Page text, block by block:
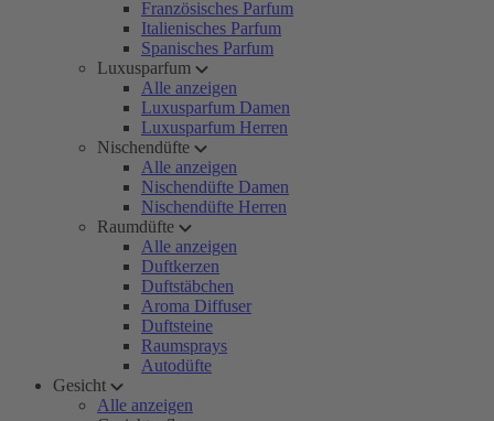
Französisches Parfum
Italienisches Parfum
Spanisches Parfum
Luxusparfum
Alle anzeigen
Luxusparfum Damen
Luxusparfum Herren
Nischendüfte
Alle anzeigen
Nischendüfte Damen
Nischendüfte Herren
Raumdüfte
Alle anzeigen
Duftkerzen
Duftstäbchen
Aroma Diffuser
Duftsteine
Raumsprays
Autodüfte
Gesicht
Alle anzeigen